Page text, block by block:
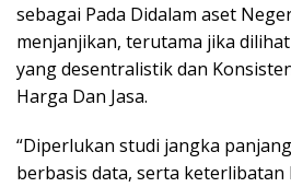
sebagai Pada Didalam aset
menjanjikan, terutama jika
yang desentralistik dan
Harga Dan Jasa.
“Diperlukan studi jangka
berbasis data, serta